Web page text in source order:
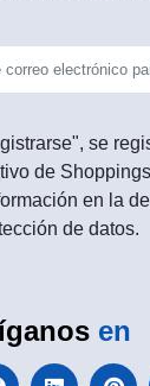
se
de
en la
de datos.
en